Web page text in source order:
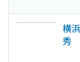
横
秀